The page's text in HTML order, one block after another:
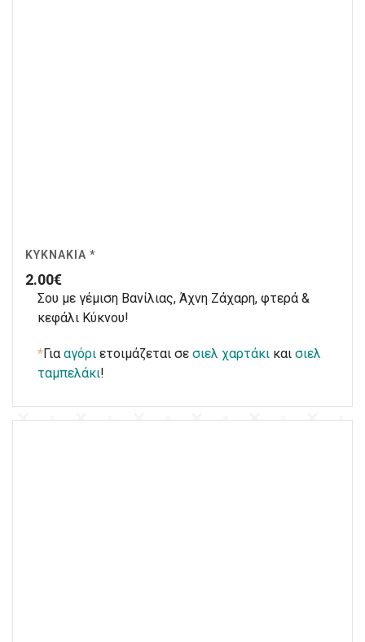
ΚΥΚΝΆΚΙΑ *
2.00€
Σου με γέμιση Βανίλιας, Άχνη Ζάχαρη, φτερά &
κεφάλι Κύκνου!
*Για αγόρι ετοιμάζεται σε σιελ χαρτάκι και σιελ
ταμπελάκι!